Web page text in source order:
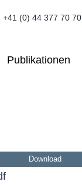
+41 (0) 44 377 70 70
Publikationen
Download